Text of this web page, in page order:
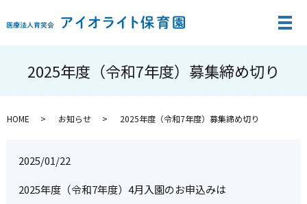
メ
2025年度（令和7年度）募集締め切り
HOME お知らせ 2025年度（令和7年度）募集締め切り
2025/01/22
2025年度（令和7年度）4月入園のお申込みは